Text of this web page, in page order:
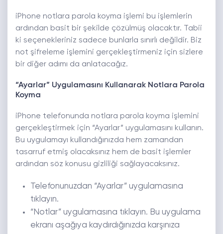
iPhone notlara parola koyma işlemi bu işlemlerin
ardından basit bir şekilde çözülmüş olacaktır. Tabii
ki seçenekleriniz sadece bunlarla sınırlı değildir. Biz
not şifreleme işlemini gerçekleştirmeniz için sizlere
bir diğer adımı da anlatacağız.
“Ayarlar” Uygulamasını Kullanarak Notlara Parola
Koyma
iPhone telefonunda notlara parola koyma işlemini
gerçekleştirmek için “Ayarlar” uygulamasını kullanın.
Bu uygulamayı kullandığınızda hem zamandan
tasarruf etmiş olacaksınız hem de basit işlemler
ardından söz konusu gizliliği sağlayacaksınız.
Telefonunuzdan “Ayarlar” uygulamasına
tıklayın.
“Notlar” uygulamasına tıklayın. Bu uygulama
ekranı aşağıya kaydırdığınızda karşınıza